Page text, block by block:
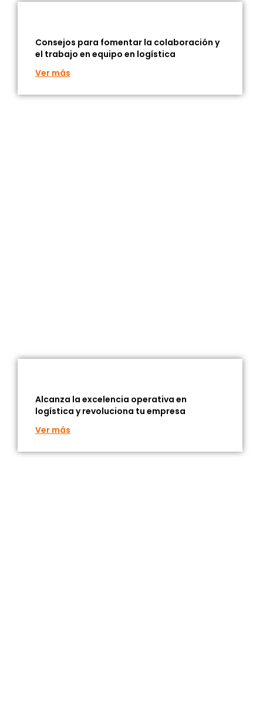
Consejos para fomentar la colaboración y
el trabajo en equipo en logística
Ver más
Alcanza la excelencia operativa en
logística y revoluciona tu empresa
Ver más